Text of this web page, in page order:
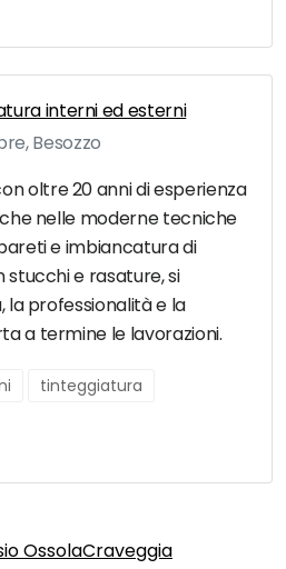
interni ed esterni
Besozzo
oltre 20 anni di esperienza
nelle moderne tecniche
e imbiancatura di
stucchi e rasature, si
la professionalità e la
a termine le lavorazioni.
tinteggiatura
OssolaCraveggia